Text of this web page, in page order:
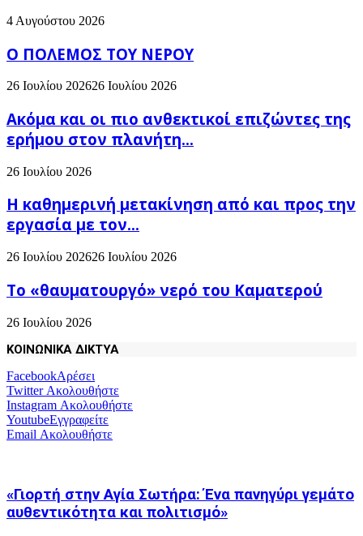
4 Αυγούστου 2026
Ο ΠΟΛΕΜΟΣ ΤΟΥ ΝΕΡΟΥ
26 Ιουλίου 202626 Ιουλίου 2026
Ακόμα και οι πιο ανθεκτικοί επιζώντες της
ερήμου στον πλανήτη...
26 Ιουλίου 2026
H καθημερινή μετακίνηση από και προς την
εργασία με τον...
26 Ιουλίου 202626 Ιουλίου 2026
Το «θαυματουργό» νερό του Καματερού
26 Ιουλίου 2026
ΚΟΙΝΩΝΙΚΑ ΔΙΚΤΥΑ
FacebookΑρέσει
TwitterΑκολουθήστε
Instagram Ακολουθήστε
YoutubeΕγγραφείτε
Email Ακολουθήστε
«Γιορτή στην Αγία Σωτήρα: Ένα πανηγύρι γεμάτο
αυθεντικότητα και πολιτισμό»